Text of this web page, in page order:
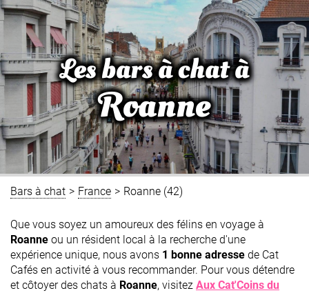
Les bars à chat à
Roanne
Bars à chat > France > Roanne (42)
Que vous soyez un amoureux des félins en voyage à
Roanne ou un résident local à la recherche d'une
expérience unique, nous avons 1 bonne adresse de Cat
Cafés en activité à vous recommander. Pour vous détendre
et côtoyer des chats à Roanne, visitez Aux Cat'Coins du